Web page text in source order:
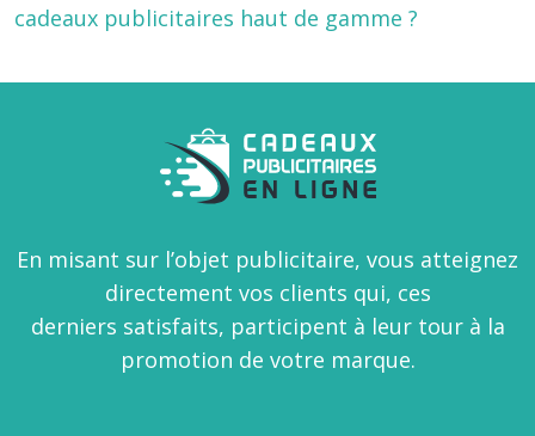
cadeaux publicitaires haut de gamme ?
En misant sur l’objet publicitaire, vous atteignez
directement vos clients qui, ces
derniers satisfaits, participent à leur tour à la
promotion de votre marque.